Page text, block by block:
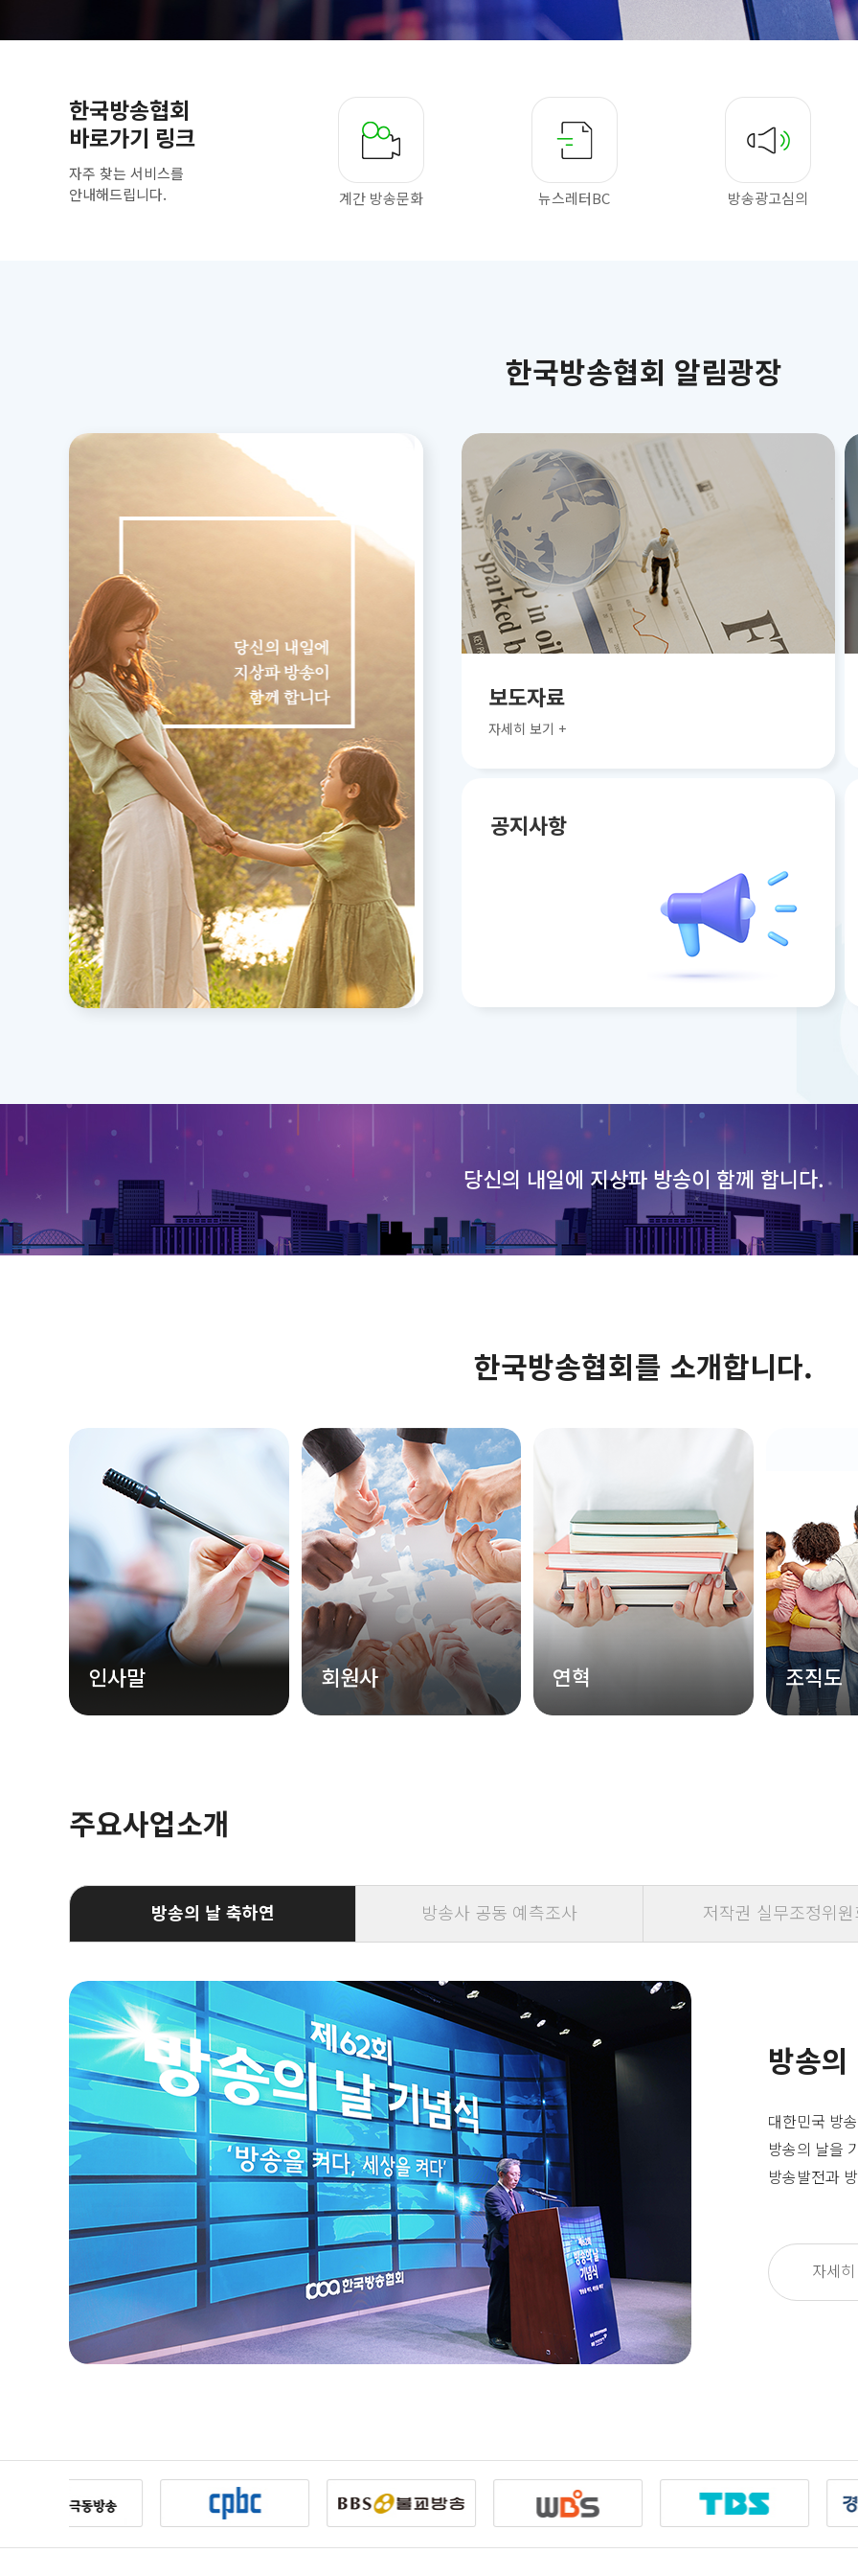
한국방송협회
바로가기 링크
자주 찾는 서비스를
안내해드립니다.
계간 방송문화 뉴스레터BC 방송광고심의
한국방송협회 알림광장
보도자료
자세히 보기 +
공지사항
당신의 내일에 지상파 방송이 함께 합니다.
한국방송협회를 소개합니다.
인사말 회원사 연혁 조직도
주요사업소개
방송의 날 축하연 방송사 공동 예측조사 저작권 실무조정위
방송
대한민국 방
방송의 날을
방송발전과
자세